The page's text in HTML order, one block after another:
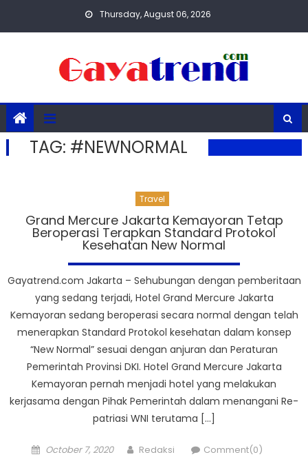
Thursday, August 06, 2026
TAG: #NEWNORMAL
Travel
Grand Mercure Jakarta Kemayoran Tetap
Beroperasi Terapkan Standard Protokol
Kesehatan New Normal
Gayatrend.com Jakarta – Sehubungan dengan pemberitaan
yang sedang terjadi, Hotel Grand Mercure Jakarta
Kemayoran sedang beroperasi secara normal dengan telah
menerapkan Standard Protokol kesehatan dalam konsep
“New Normal” sesuai dengan anjuran dan Peraturan
Pemerintah Provinsi DKI. Hotel Grand Mercure Jakarta
Kemayoran pernah menjadi hotel yang melakukan
kerjasama dengan Pihak Pemerintah dalam menangani Re-
patriasi WNI terutama […]
Posted
October 7, 2020 Author
Redaksi Comment(0)